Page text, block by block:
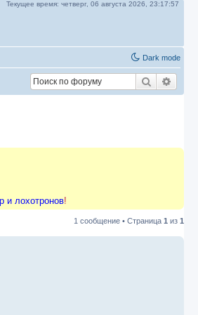
Текущее время: четверг, 06 августа 2026, 23:17:57
Dark mode
Поиск
и лохотронов!
1 сообщение • Страница 1 из 1